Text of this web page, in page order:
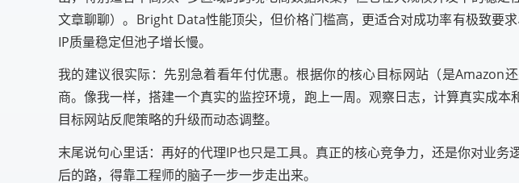
文章聊聊）。Bright Data性能顶尖，但价格门槛高，更适合对成功率有极致要
IP质量稳定但池子增长慢。
我的建议很实际：先别急着看年付优惠。根据你的核心目标网站（是Amazon
商。像我一样，搭建一个真实的监控环境，跑上一周。观察日志，计算真实成
目标网站反爬策略的升级而动态调整。
末尾说句心里话：再好的代理IP也只是工具。真正的核心竞争力，还是你对业
后的路，得靠工程师的脑子一步一步走出来。